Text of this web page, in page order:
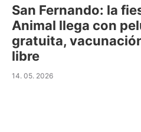
San Fernando: la
Animal llega con
gratuita,
libre
14. 05. 2026